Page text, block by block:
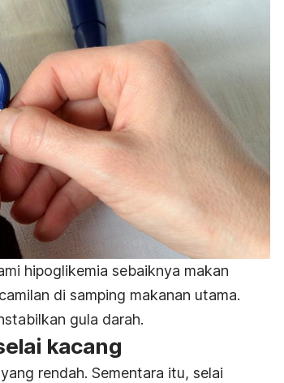
hipoglikemia sebaiknya makan
di samping makanan utama.
gula darah.
kacang
yang rendah. Sementara itu, selai